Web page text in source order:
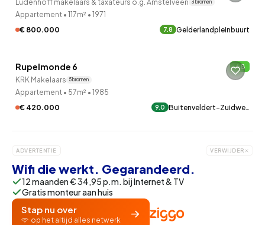
Ludenhoff makelaars & taxateurs o.g. Amstelveen 3 bronnen
Appartement • 117m² • 1971
€ 800.000
7.8 Gelderlandpleinbuurt
Rupelmonde 6 B
KRK Makelaars 5 bronnen
Appartement • 57m² • 1985
€ 420.000
9.0 Buitenveldert-Zuidwe…
ADVERTENTIE VERWIJDER
Wifi die werkt. Gegarandeerd.
12 maanden € 34,95 p.m. bij Internet & TV
Gratis monteur aan huis
Stap nu over
op het altijd alles netwerk